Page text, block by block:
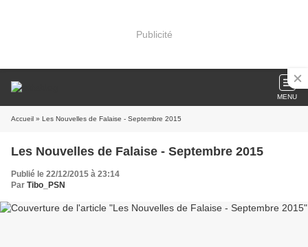
Publicité
MENU
Accueil » Les Nouvelles de Falaise - Septembre 2015
Les Nouvelles de Falaise - Septembre 2015
Publié le 22/12/2015 à 23:14
Par Tibo_PSN